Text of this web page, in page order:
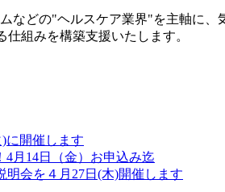
などの"ヘルスケア業界"を主軸に
組みを構築支援いたします。
)に開催します
4月14日（金）お申込み迄
明会を４月27日(木)開催します